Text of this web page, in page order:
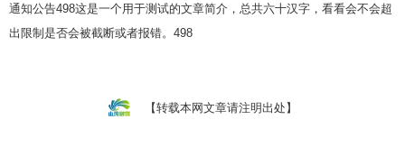
通知公告498这是一个用于测试的文章简介，总共六十汉字，看看会不会超
出限制是否会被截断或者报错。498
【转载本网文章请注明出处】